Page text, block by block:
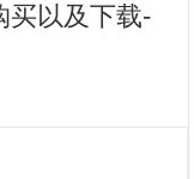
买以及下载-